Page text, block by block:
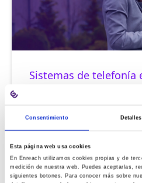
Consentimiento Detalles
Esta página web usa cookies
En Enreach utilizamos cookies propias y de
medición de nuestra web. Puedes aceptarlas,
siguientes botones. Para conocer más sobre
Sistemas de telefonía